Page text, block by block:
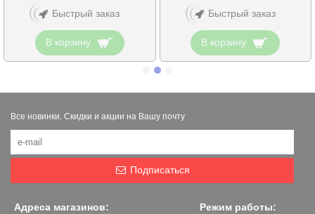
Быстрый заказ
В корзину
Быстрый заказ
В корзину
Все новинки. Скидки и акции на Вашу почту
Подписаться
Адреса магазинов: Режим работы: